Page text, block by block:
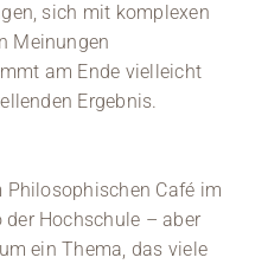
sich mit komplexen
Meinungen
am Ende vielleicht
Ergebnis.
Philosophischen Café im
Hochschule – aber
ein Thema, das viele